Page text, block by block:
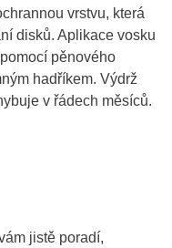
vrstvu, která
disků. Aplikace vosku
pěnového
hadříkem. Výdrž
v řádech měsíců.
jistě poradí,